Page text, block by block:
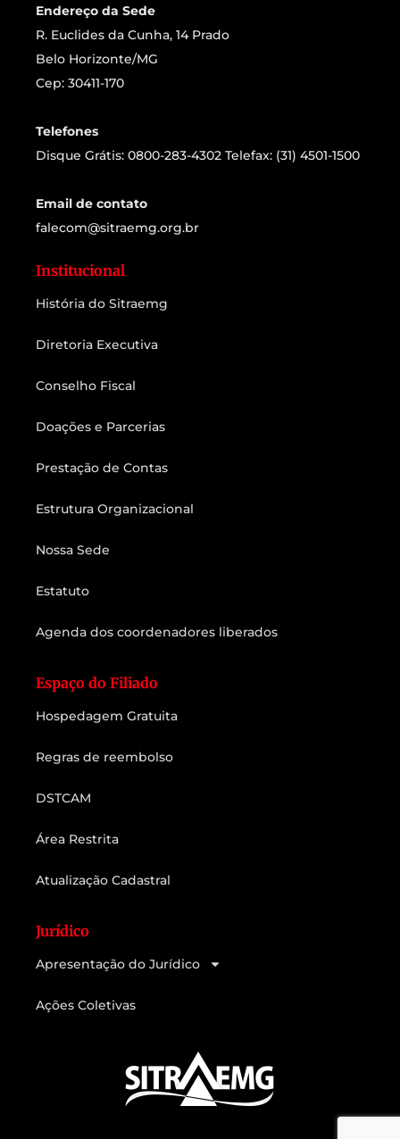
Endereço da Sede
R. Euclides da Cunha, 14 Prado
Belo Horizonte/MG
Cep: 30411-170
Telefones
Disque Grátis: 0800-283-4302 Telefax: (31) 4501-1500
Email de contato
falecom@sitraemg.org.br
Institucional
História do Sitraemg
Diretoria Executiva
Conselho Fiscal
Doações e Parcerias
Prestação de Contas
Estrutura Organizacional
Nossa Sede
Estatuto
Agenda dos coordenadores liberados
Espaço do Filiado
Hospedagem Gratuita
Regras de reembolso
DSTCAM
Área Restrita
Atualização Cadastral
Jurídico
Apresentação do Jurídico
Ações Coletivas